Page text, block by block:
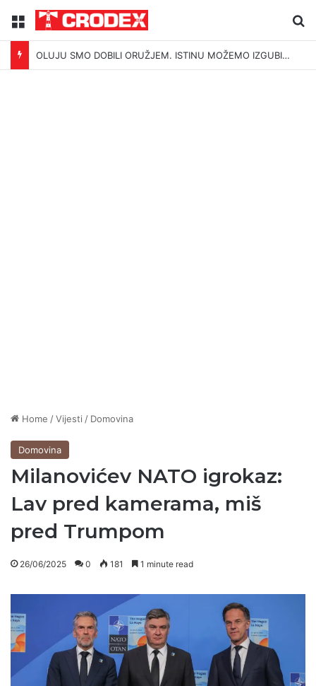
Menu
OLUJU SMO DOBILI ORUŽJEM. ISTINU MOŽEMO IZGUBITI ŠUTNJOM.
Home /Vijesti / Domovina
Domovina
Milanovićev NATO igrokaz:
Lav pred kamerama, miš
pred Trumpom
26/06/2025 0 181 1 minute read